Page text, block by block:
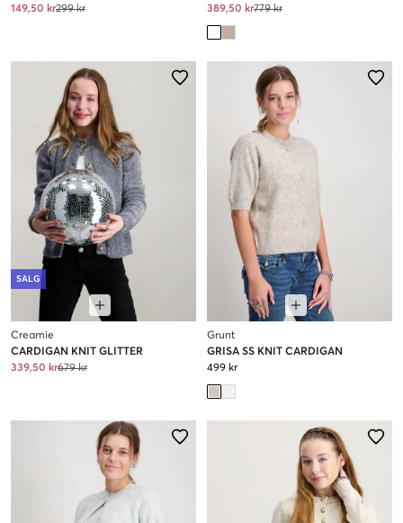
149,50 kr299 kr
389,50 kr779 kr
SALG
Creamie
CARDIGAN KNIT GLITTER
339,50 kr679 kr
Grunt
GRISA SS KNIT CARDIGAN
499 kr